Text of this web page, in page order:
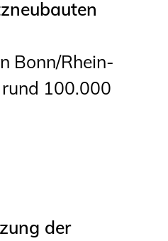
für
Bonn/Rhein-
100.000
der